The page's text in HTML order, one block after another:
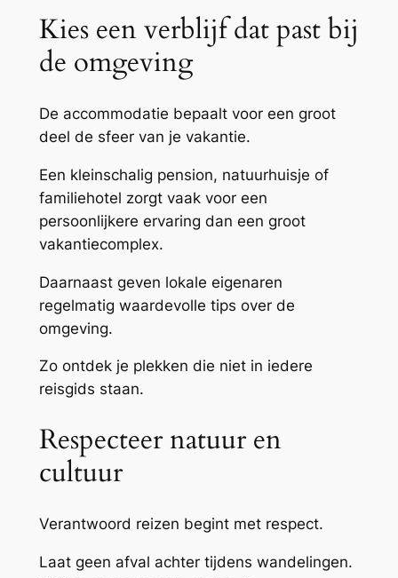
Kies een verblijf dat past bij
de omgeving
De accommodatie bepaalt voor een groot
deel de sfeer van je vakantie.
Een kleinschalig pension, natuurhuisje of
familiehotel zorgt vaak voor een
persoonlijkere ervaring dan een groot
vakantiecomplex.
Daarnaast geven lokale eigenaren
regelmatig waardevolle tips over de
omgeving.
Zo ontdek je plekken die niet in iedere
reisgids staan.
Respecteer natuur en
cultuur
Verantwoord reizen begint met respect.
Laat geen afval achter tijdens wandelingen.